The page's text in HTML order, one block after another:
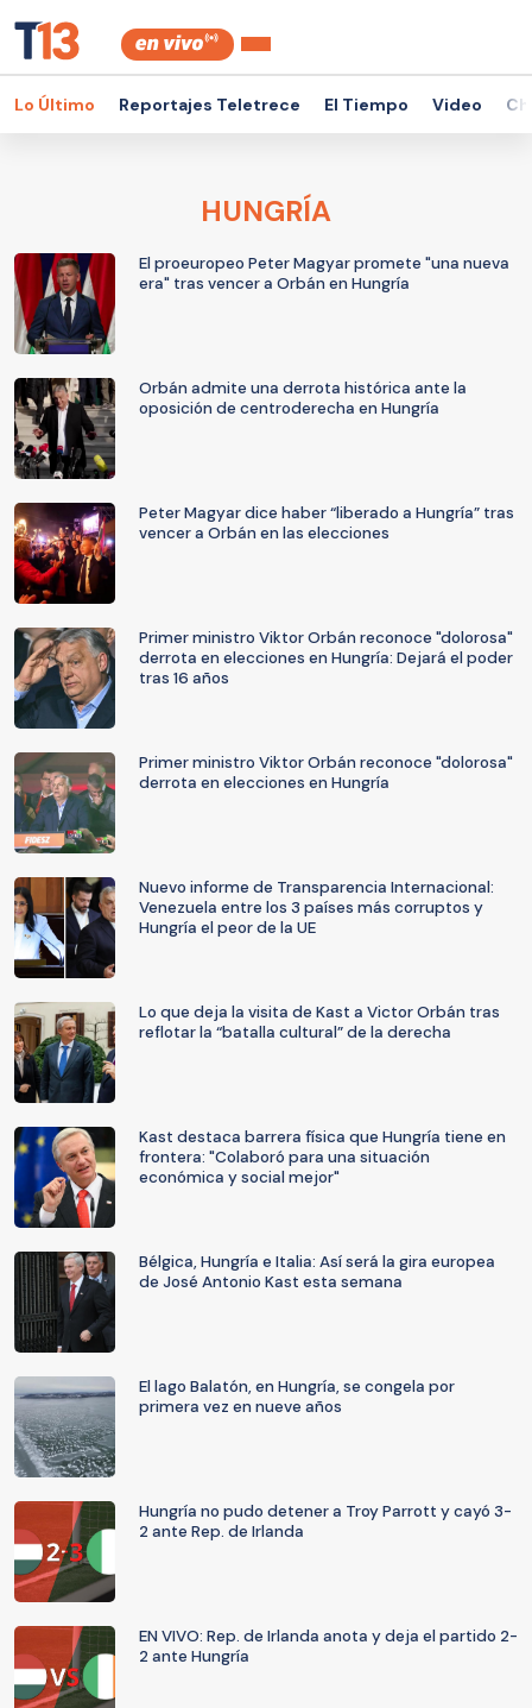
Lo Último Reportajes Teletrece El Tiempo Video
HUNGRÍA
El proeuropeo Peter Magyar promete "una nueva
era" tras vencer a Orbán en Hungría
Orbán admite una derrota histórica ante la
oposición de centroderecha en Hungría
Peter Magyar dice haber “liberado a Hungría” tras
vencer a Orbán en las elecciones
Primer ministro Viktor Orbán reconoce "dolorosa"
derrota en elecciones en Hungría: Dejará el poder
tras 16 años
Primer ministro Viktor Orbán reconoce "dolorosa"
derrota en elecciones en Hungría
Nuevo informe de Transparencia Internacional:
Venezuela entre los 3 países más corruptos y
Hungría el peor de la UE
Lo que deja la visita de Kast a Victor Orbán tras
reflotar la “batalla cultural” de la derecha
Kast destaca barrera física que Hungría tiene en
frontera: "Colaboró para una situación
económica y social mejor"
Bélgica, Hungría e Italia: Así será la gira europea
de José Antonio Kast esta semana
El lago Balatón, en Hungría, se congela por
primera vez en nueve años
Hungría no pudo detener a Troy Parrott y cayó 3-
2 ante Rep. de Irlanda
EN VIVO: Rep. de Irlanda anota y deja el partido 2-
2 ante Hungría